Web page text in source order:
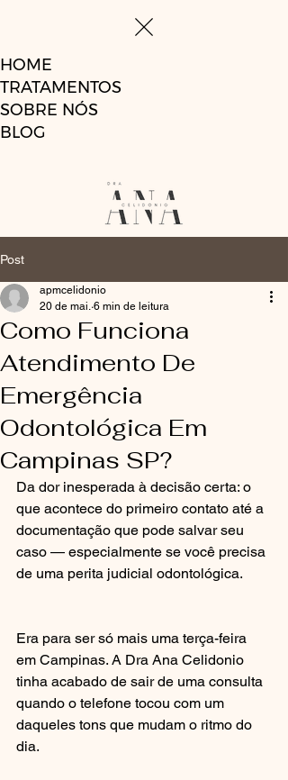
HOME
TRATAMENTOS
SOBRE NÓS
BLOG
Post
Como Funciona
Atendimento De
Emergência
Odontológica Em
Campinas SP?
apmcelidonio
20 de mai. 6 min de leitura
Da dor inesperada à decisão certa: o
que acontece do primeiro contato até a
documentação que pode salvar seu
caso — especialmente se você precisa
de uma perita judicial odontológica.
Era para ser só mais uma terça-feira
em Campinas. A Dra Ana Celidonio
tinha acabado de sair de uma consulta
quando o telefone tocou com um
daqueles tons que mudam o ritmo do
dia.